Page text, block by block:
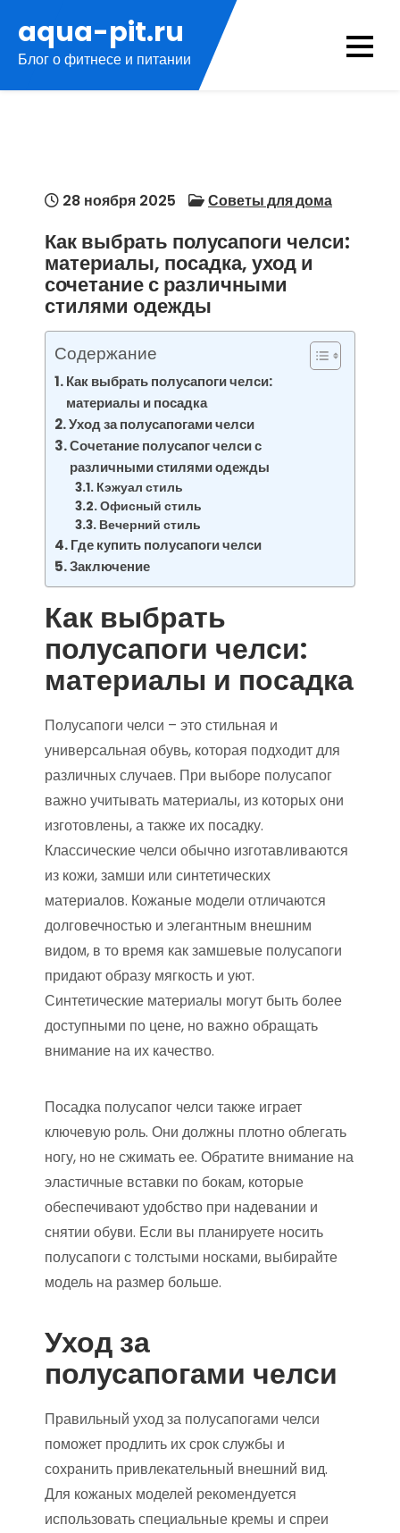
содержимому
aqua-pit.ru
Блог о фитнесе и питании
28 ноября 2025 Советы для дома
Как выбрать полусапоги челси:
материалы, посадка, уход и
сочетание с различными
стилями одежды
Содержание
Как выбрать полусапоги челси:
материалы и посадка
Уход за полусапогами челси
Сочетание полусапог челси с
различными стилями одежды
Кэжуал стиль
Офисный стиль
Вечерний стиль
Где купить полусапоги челси
Заключение
Как выбрать
полусапоги челси:
материалы и посадка
Полусапоги челси – это стильная и
универсальная обувь, которая подходит для
различных случаев. При выборе полусапог
важно учитывать материалы, из которых они
изготовлены, а также их посадку.
Классические челси обычно изготавливаются
из кожи, замши или синтетических
материалов. Кожаные модели отличаются
долговечностью и элегантным внешним
видом, в то время как замшевые полусапоги
придают образу мягкость и уют.
Синтетические материалы могут быть более
доступными по цене, но важно обращать
внимание на их качество.
Посадка полусапог челси также играет
ключевую роль. Они должны плотно облегать
ногу, но не сжимать ее. Обратите внимание на
эластичные вставки по бокам, которые
обеспечивают удобство при надевании и
снятии обуви. Если вы планируете носить
полусапоги с толстыми носками, выбирайте
модель на размер больше.
Уход за
полусапогами челси
Правильный уход за полусапогами челси
поможет продлить их срок службы и
сохранить привлекательный внешний вид.
Для кожаных моделей рекомендуется
использовать специальные кремы и спреи